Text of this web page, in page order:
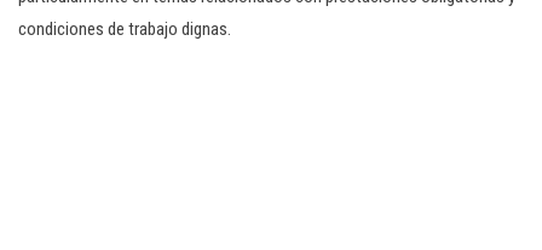
condiciones de trabajo dignas.